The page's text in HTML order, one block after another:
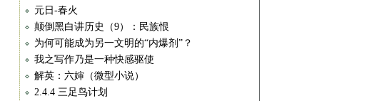
元日-春火
颠倒黑白讲历史（9）：民族恨
为何可能成为另一文明的“内爆剂”？
我之写作乃是一种快感驱使
解英：六婶（微型小说）
2.4.4 三足鸟计划